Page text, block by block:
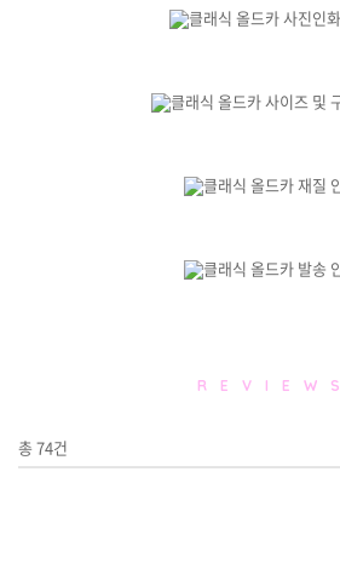
R E V I E W S
총74건